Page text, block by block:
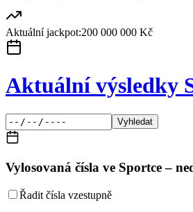
Aktuální jackpot:200 000 000 Kč
Aktuální výsledky
Vyhledat
Vylosovaná čísla ve Sportce –
Řadit čísla vzestupně